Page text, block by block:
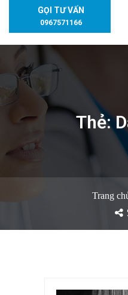
GỌI TƯ VẤN
0967571166
Thẻ:
Trang